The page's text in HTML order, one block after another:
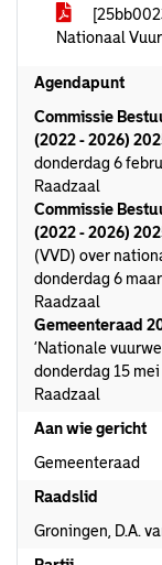
Nationaal
Agendapunt
Commissie
(2022 - 2026)
donderdag 6
Raadzaal
Commissie
(2022 - 2026)
(VVD) over
donderdag 6
Raadzaal
Gemeenteraad
‘Nationale
donderdag 15
Raadzaal
Aan wie gericht
Gemeenteraad
Raadslid
Groningen, D.A.